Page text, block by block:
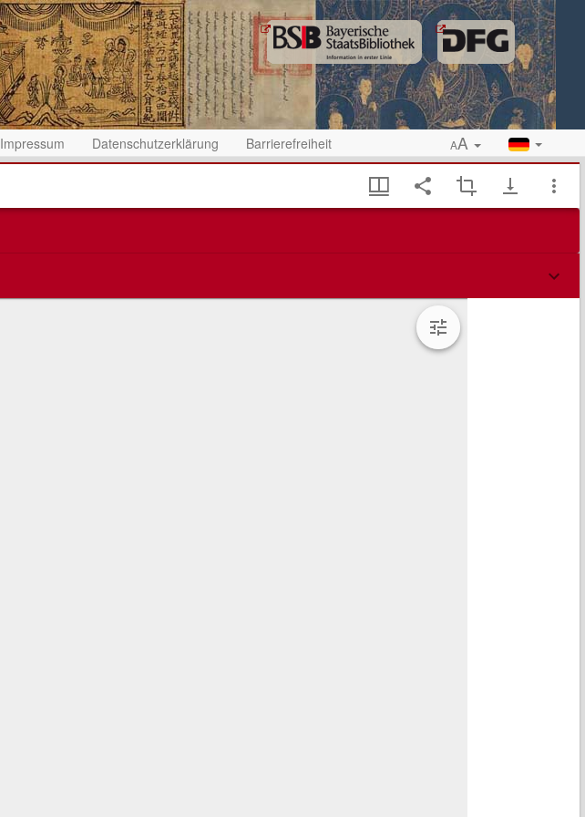
Impressum Datenschutzerklärung Barrierefreiheit AA